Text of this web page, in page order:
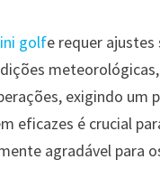
golfe requer
exigindo um
eficazes é crucial
agradável para